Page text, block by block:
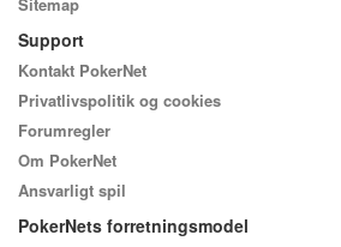
Support
Kontakt PokerNet
Privatlivspolitik og cookies
Forumregler
Om PokerNet
Ansvarligt spil
PokerNets forretningsmodel